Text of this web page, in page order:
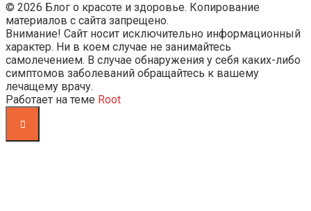
© 2026 Блог о красоте и здоровье. Копирование
материалов с сайта запрещено.
Внимание! Сайт носит исключительно информационный
характер. Ни в коем случае не занимайтесь
самолечением. В случае обнаружения у себя каких-либо
симптомов заболеваний обращайтесь к вашему
лечащему врачу.
Работает на теме Root